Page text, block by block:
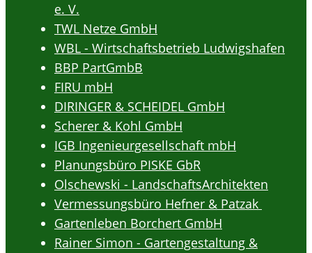
e. V.
TWL Netze GmbH
WBL - Wirtschaftsbetrieb Ludwigshafen
BBP PartGmbB
FIRU mbH
DIRINGER & SCHEIDEL GmbH
Scherer & Kohl GmbH
IGB Ingenieurgesellschaft mbH
Planungsbüro PISKE GbR
Olschewski - LandschaftsArchitekten
Vermessungsbüro Hefner & Patzak
Gartenleben Borchert GmbH
Rainer Simon - Gartengestaltung &